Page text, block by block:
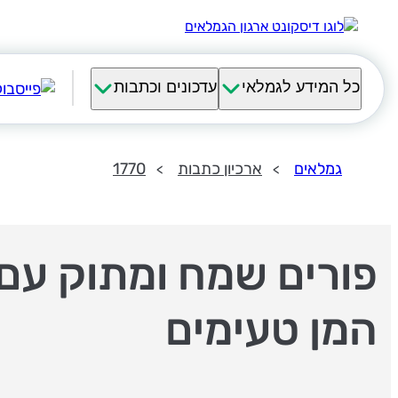
כל המידע לגמלאי עדכונים וכתבות
גמלאים ארכיון כתבות 1770
פורים שמח ומתוק
המן טעימים